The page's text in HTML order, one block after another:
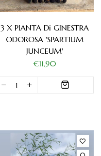
3 X PIANTA Di GINESTRA
ODOROSA 'SPARTIUM
JUNCEUM'
€11,90